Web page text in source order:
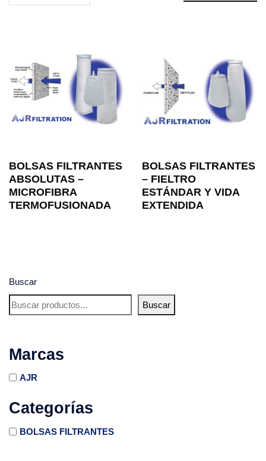
Buscar
Buscar
Marcas
AJR
Categorías
BOLSAS FILTRANTES
BOLSAS FILTRANTES
ABSOLUTAS –
MICROFIBRA
TERMOFUSIONADA
BOLSAS FILTRANTES
– FIELTRO
ESTÁNDAR Y VIDA
EXTENDIDA